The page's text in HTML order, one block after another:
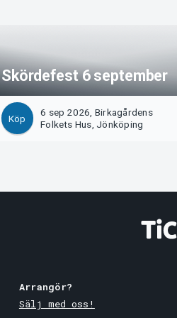
Skördefest 6 september
Köp
6 sep 2026, Birkagårdens
Folkets Hus, Jönköping
Arrangör?
Sälj med oss!